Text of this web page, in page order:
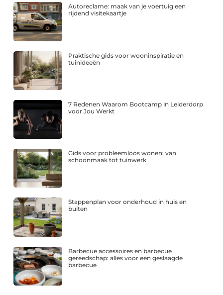
Autoreclame: maak van je voertuig een
rijdend visitekaartje
Praktische gids voor wooninspiratie en
tuinideeën
7 Redenen Waarom Bootcamp in Leiderdorp
voor Jou Werkt
Gids voor probleemloos wonen: van
schoonmaak tot tuinwerk
Stappenplan voor onderhoud in huis en
buiten
Barbecue accessoires en barbecue
gereedschap: alles voor een geslaagde
barbecue